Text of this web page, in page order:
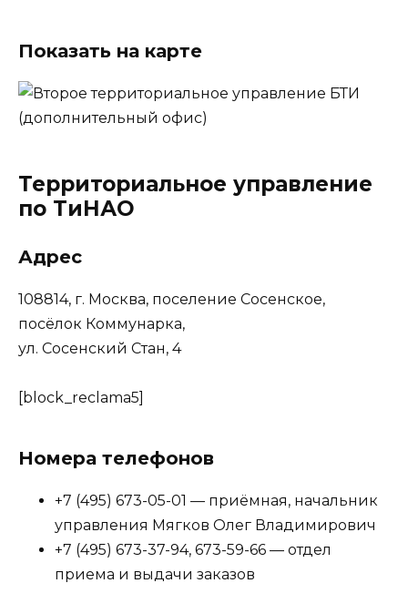
Показать на карте
Территориальное управление
по ТиНАО
Адрес
108814, г. Москва, поселение Сосенское,
посёлок Коммунарка,
ул. Сосенский Стан, 4
[block_reclama5]
Номера телефонов
+7 (495) 673-05-01 — приёмная, начальник
управления Мягков Олег Владимирович
+7 (495) 673-37-94, 673-59-66 — отдел
приема и выдачи заказов